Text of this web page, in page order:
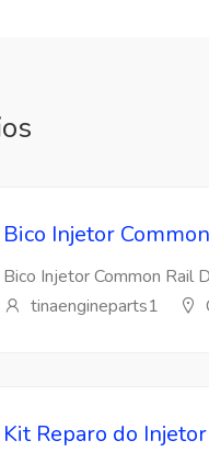
Bico Injetor
Bico Injetor Common Rail
tinaengineparts1
Kit Reparo do